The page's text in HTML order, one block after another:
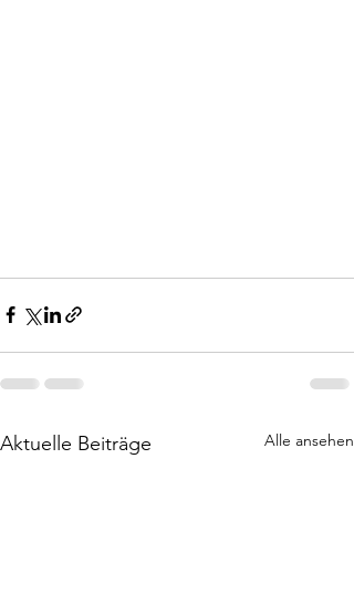
Aktuelle Beiträge Alle ansehen